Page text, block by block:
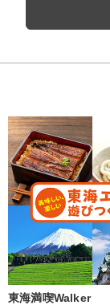
東海満喫Walker